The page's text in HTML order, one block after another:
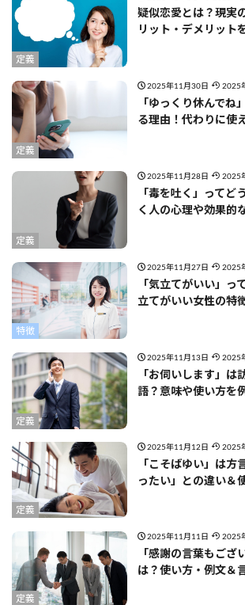
定義
疑似恋愛とは？現実
リット・デメリット
定義
2025年11月30日 2025
「ゆっくり休んでね
る理由！代わりに使
定義
2025年11月28日 2025
「毒を吐く」ってど
く人の心理や効果的
特徴
2025年11月27日 2025
「気立てがいい」っ
立てがいい女性の特
定義
2025年11月13日 2025
「お伺いします」は
語？意味や使い方を
定義
2025年11月12日 2025
「こそばゆい」は方
ったい」との違い＆
定義
2025年11月11日 2025
「感謝の言葉もござ
は？使い方・例文＆